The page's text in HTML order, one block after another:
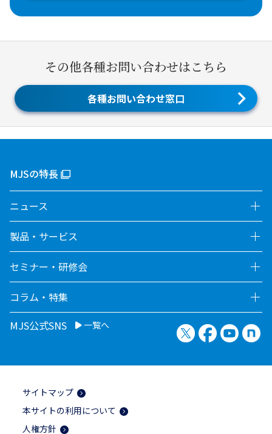
その他各種お問い合わせはこちら
各種お問い合わせ窓口
MJSの特長
ニュース
製品・サービス
セミナー・研修会
コラム・特集
MJS公式SNS
一覧へ X（旧Twitter）
Facebook
サイトマップ
本サイトの利用について
人権方針